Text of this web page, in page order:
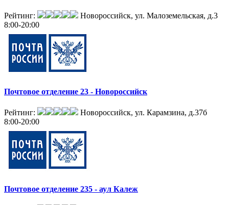
Рейтинг:
Новороссийск, ул. Малоземельская, д.3
8:00-20:00
Почтовое отделение 23 - Новороссийск
Рейтинг:
Новороссийск, ул. Карамзина, д.37б
8:00-20:00
Почтовое отделение 235 - аул Калеж